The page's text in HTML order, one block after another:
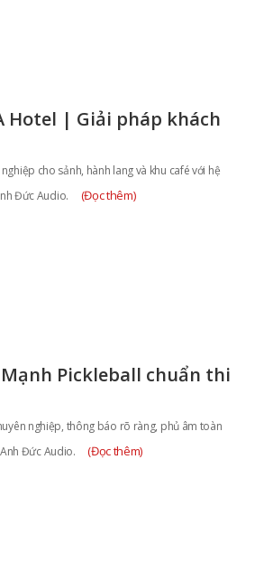
Hotel | Giải pháp khách
cho sảnh, hành lang và khu café với hệ
Đức Audio.
(Đọc thêm)
Pickleball chuẩn thi
nghiệp, thông báo rõ ràng, phủ âm toàn
Đức Audio.
(Đọc thêm)